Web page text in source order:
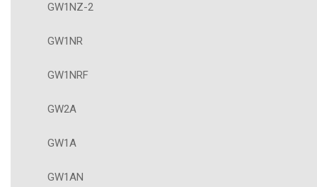
GW1NZ-2
GW1NR
GW1NRF
GW2A
GW1A
GW1AN